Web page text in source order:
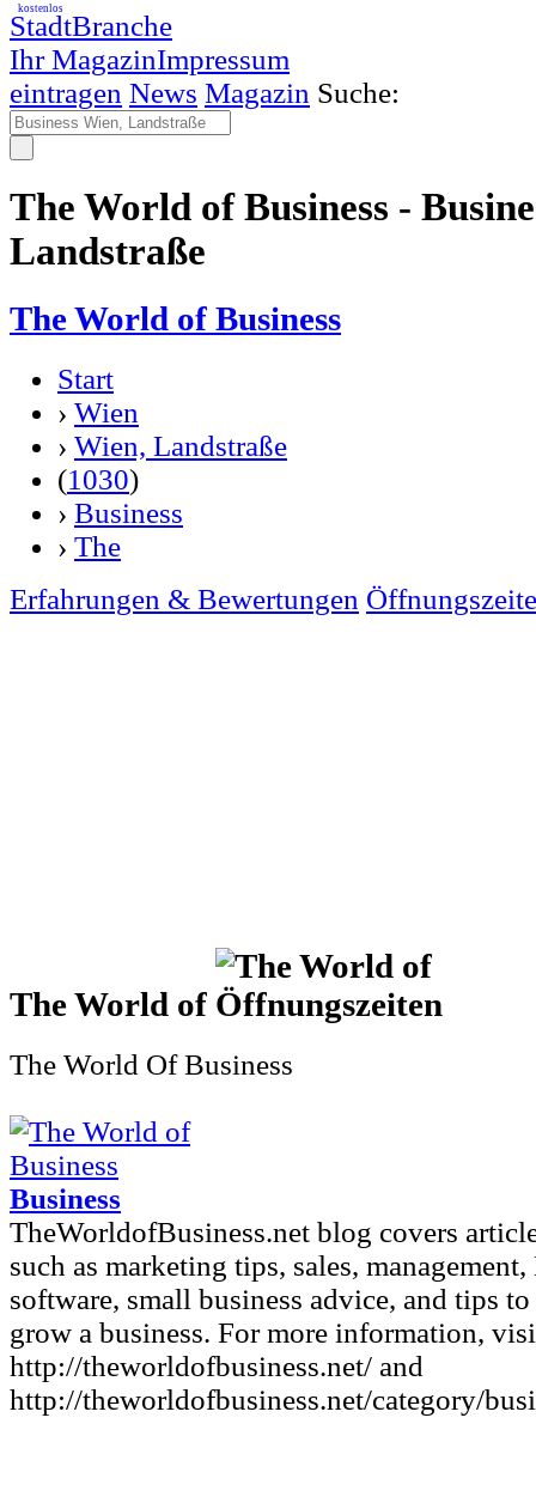
StadtBranche
Ihr MagazinImpressum
kostenlos
eintragen News Magazin Suche:
The World of Business -
Landstraße
The World of Business
Start
› Wien
› Wien, Landstraße
(1030)
› Business
› The
Erfahrungen & Bewertungen
The World of
The World Of Business
Business
TheWorldofBusiness.net blog covers
such as marketing tips, sales,
software, small business advice, and tips
grow a business. For more information,
http://theworldofbusiness.net/ and
http://theworldofbusiness.net/category/